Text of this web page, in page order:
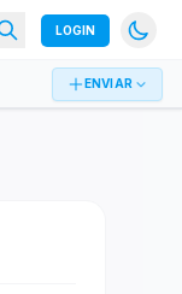
LOGIN
ENVIAR